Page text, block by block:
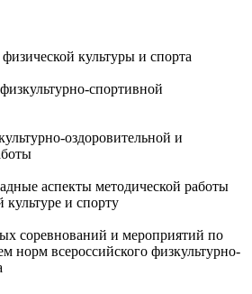
культуры и спорта
спортивной
оздоровительной и
аспекты методической работы
культуре и спорту
соревнований и мероприятий по
норм всероссийского физкультурно-